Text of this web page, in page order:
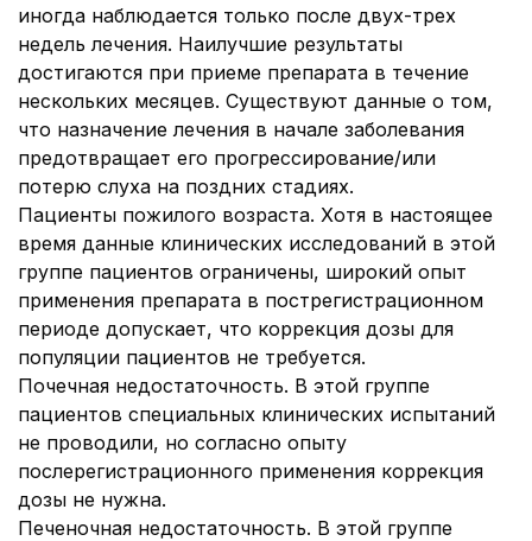
иногда наблюдается только после двух-трех
недель лечения. Наилучшие результаты
достигаются при приеме препарата в течение
нескольких месяцев. Существуют данные о том,
что назначение лечения в начале заболевания
предотвращает его прогрессирование/или
потерю слуха на поздних стадиях.
Пациенты пожилого возраста. Хотя в настоящее
время данные клинических исследований в этой
группе пациентов ограничены, широкий опыт
применения препарата в пострегистрационном
периоде допускает, что коррекция дозы для
популяции пациентов не требуется.
Почечная недостаточность. В этой группе
пациентов специальных клинических испытаний
не проводили, но согласно опыту
послерегистрационного применения коррекция
дозы не нужна.
Печеночная недостаточность. В этой группе